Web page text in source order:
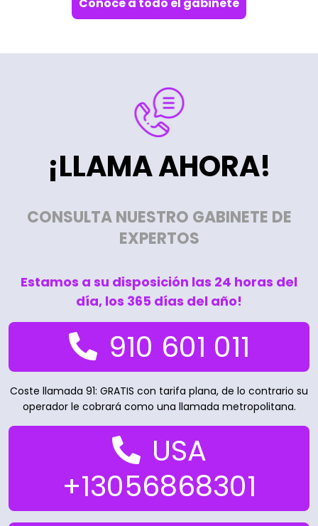
¡LLAMA AHORA!
CONSULTA NUESTRO GABINETE DE
EXPERTOS
Estamos a su disposición las 24 horas del
día, los 365 días del año!
910 601 011
Coste llamada 91: GRATIS con tarifa plana, de lo contrario su
operador le cobrará como una llamada metropolitana.
USA
+13056868301